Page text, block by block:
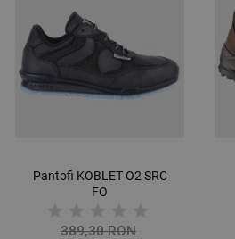
Pantofi KOBLET O2 SRC
FO
389,30 RON